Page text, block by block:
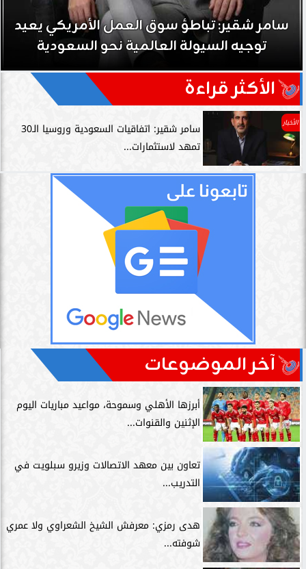
سامر شقير: تباطؤ سوق العمل الأمريكي يعيد
توجيه السيولة العالمية نحو السعودية
الأكثر قراءة
الأخبار
سامر شقير: اتفاقيات السعودية وروسيا الـ30
تمهد لاستثمارات...
آخر الموضوعات
أبرزها الأهلي وسموحة، مواعيد مباريات اليوم
الإثنين والقنوات...
تعاون بين معهد الاتصالات وزيرو سبلويت في
التدريب...
هدى رمزي: معرفش الشيخ الشعراوي ولا عمري
شوفته...